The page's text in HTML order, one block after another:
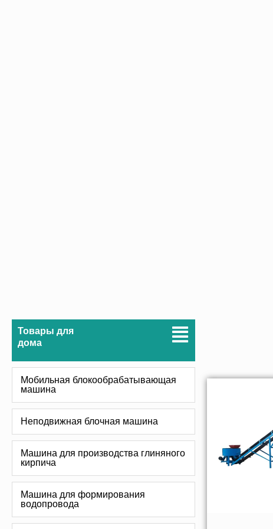
Товары для
дома
Мобильная блокообрабатывающая
машина
Неподвижная блочная машина
Машина для производства глиняного
кирпича
Машина для формирования
водопровода